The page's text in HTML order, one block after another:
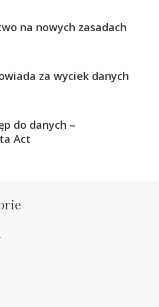
na nowych zasadach
za wyciek danych
do danych –
Act